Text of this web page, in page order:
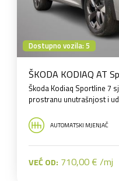
Dostupno vozila: 5
ŠKODA KODIAQ AT
Škoda Kodiaq Sportline 7
prostranu unutrašnjost i
AUTOMATSKI MJENJAČ
VEĆ OD: 710,00 € /mj